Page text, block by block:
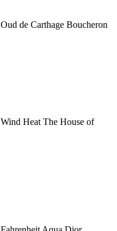
Oud de Carthage Boucheron
Wind Heat The House of